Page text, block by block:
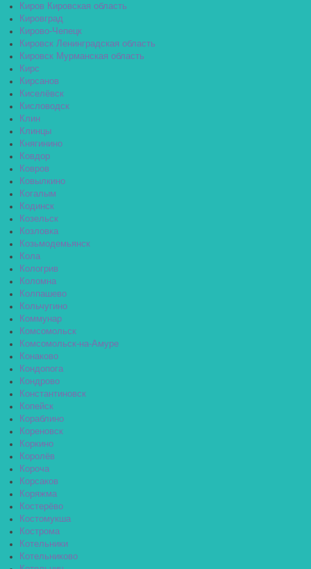
Киров Кировская область
Кировград
Кирово-Чепецк
Кировск Ленинградская область
Кировск Мурманская область
Кирс
Кирсанов
Киселёвск
Кисловодск
Клин
Клинцы
Княгинино
Ковдор
Ковров
Ковылкино
Когалым
Кодинск
Козельск
Козловка
Козьмодемьянск
Кола
Кологрив
Коломна
Колпашево
Кольчугино
Коммунар
Комсомольск
Комсомольск-на-Амуре
Конаково
Кондопога
Кондрово
Константиновск
Копейск
Кораблино
Кореновск
Коркино
Королёв
Короча
Корсаков
Коряжма
Костерёво
Костомукша
Кострома
Котельники
Котельниково